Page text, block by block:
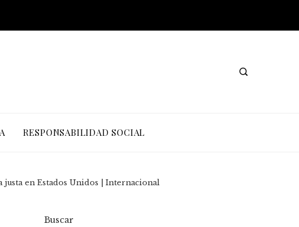
RESPONSABILIDAD SOCIAL
en Estados Unidos | Internacional
Buscar